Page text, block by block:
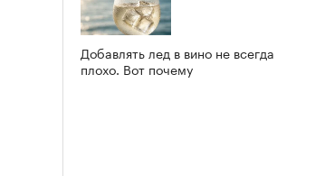
Добавлять лед в вино не всегда
плохо. Вот почему